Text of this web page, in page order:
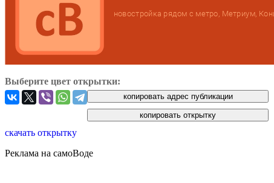
Выберите цвет открытки:
скачать открытку
Реклама на самоВоде